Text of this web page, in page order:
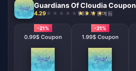
Guardians Of Cloudia Coupon
4.29 983 개 판매됨
-21%
0.99$ Coupon
-21%
1.99$ Coupon